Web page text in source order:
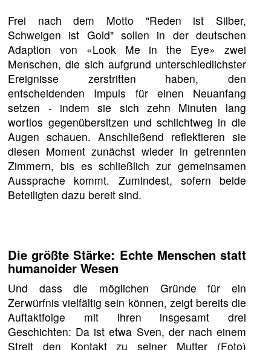
Frei nach dem Motto "Reden ist Silber,
Schweigen ist Gold" sollen in der deutschen
Adaption von «Look Me in the Eye» zwei
Menschen, die sich aufgrund unterschiedlichster
Ereignisse zerstritten haben, den
entscheidenden Impuls für einen Neuanfang
setzen - indem sie sich zehn Minuten lang
wortlos gegenübersitzen und schlichtweg in die
Augen schauen. Anschließend reflektieren sie
diesen Moment zunächst wieder in getrennten
Zimmern, bis es schließlich zur gemeinsamen
Aussprache kommt. Zumindest, sofern beide
Beteiligten dazu bereit sind.
Die größte Stärke: Echte Menschen statt
humanoider Wesen
Und dass die möglichen Gründe für ein
Zerwürfnis vielfältig sein können, zeigt bereits die
Auftaktfolge mit ihren insgesamt drei
Geschichten: Da ist etwa Sven, der nach einem
Streit den Kontakt zu seiner Mutter (Foto)